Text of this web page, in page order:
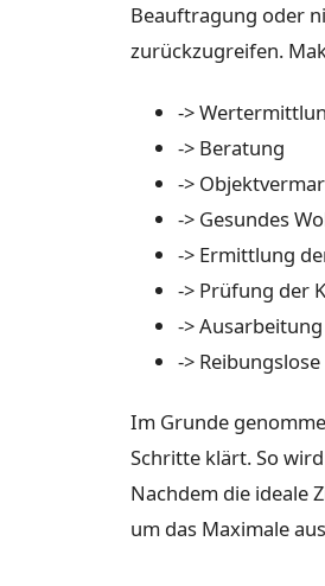
Beauftragung oder
zurückzugreifen.
->
-> Beratung
->
-> Gesundes
-> Ermittlung
-> Prüfung der
->
->
Im Grunde
Schritte klärt. So
Nachdem die ideale
um das Maximale